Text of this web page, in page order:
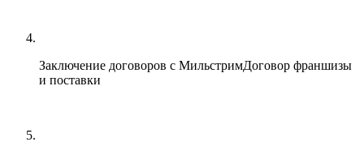
Заключение договоров с МильстримДоговор франшизы
и поставки